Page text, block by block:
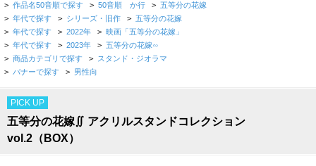
> 作品名50音順で探す > 50音順 か行 > 五等分の花嫁
> 年代で探す > シリーズ・旧作 > 五等分の花嫁
> 年代で探す > 2022年 > 映画「五等分の花嫁」
> 年代で探す > 2023年 > 五等分の花嫁∽
> 商品カテゴリで探す > スタンド・ジオラマ
> バナーで探す > 男性向
PICK UP
五等分の花嫁∬ アクリルスタンドコレクション
vol.2（BOX）